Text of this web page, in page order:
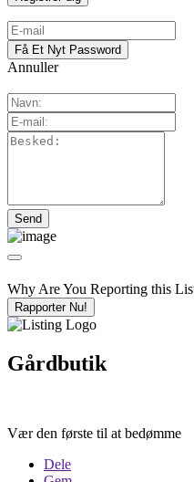
Annuller
Why Are You Reporting this
Rapporter Nu!
Gårdbutik
Vær den første til at bedømme
Dele